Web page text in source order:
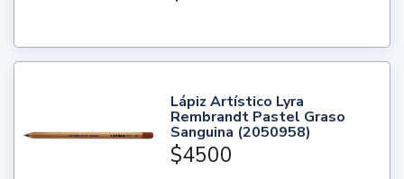
Lápiz Artístico Lyra
Rembrandt Pastel Graso
Sanguina (2050958)
$4500